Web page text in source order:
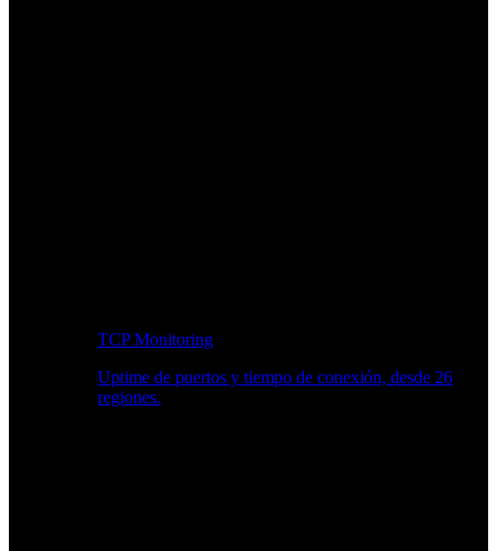
TCP Monitoring
Uptime de puertos y tiempo de conexión, desde 26
regiones.